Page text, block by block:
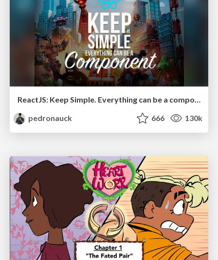
ReactJS: Keep Simple. Everything can be a component!
pedronauck
666 130k